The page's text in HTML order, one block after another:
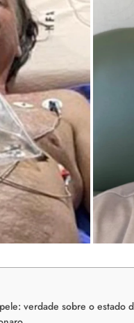
verdade sobre o estado